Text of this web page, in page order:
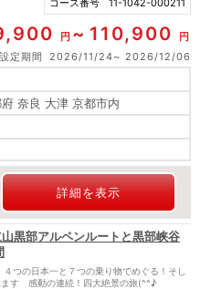
コース番号 11-1042-000211
円 110,900
円
設定期間
2026/11/24
2026/12/06
奈良 大津 京都市内
詳細を表示
黒部アルペンルートと黒部峡谷
つの日本一と７つの乗り物でめぐる！そし
ます 感動の連続！四大絶景の旅(^^♪